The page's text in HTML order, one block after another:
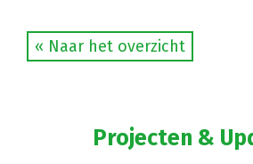
« Naar het overzicht
Projecten &